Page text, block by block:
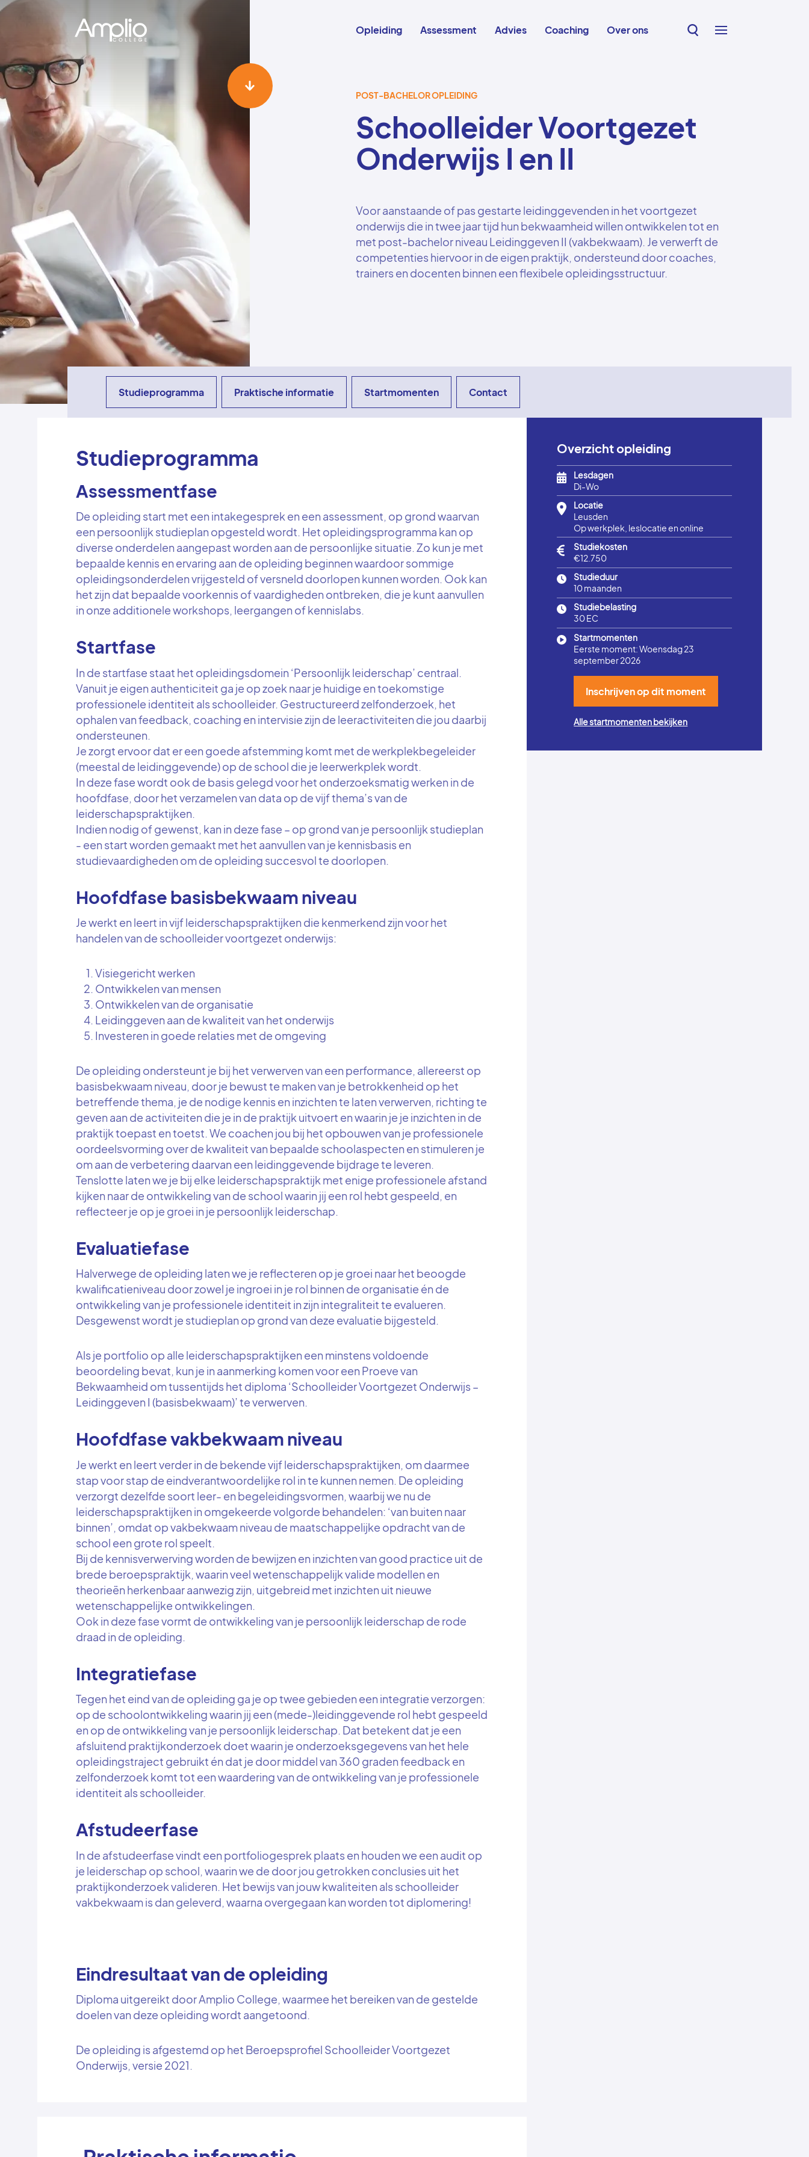
Overslaan en naar de inhoud gaan
Hoofdnavigatie
Opleiding Assessment Advies Coaching Over ons
POST-BACHELOR OPLEIDING
Schoolleider Voortgezet
Onderwijs I en II
Voor aanstaande of pas gestarte leidinggevenden in het voortgezet
onderwijs die in twee jaar tijd hun bekwaamheid willen ontwikkelen tot en
met post-bachelor niveau Leidinggeven II (vakbekwaam). Je verwerft de
competenties hiervoor in de eigen praktijk, ondersteund door coaches,
trainers en docenten binnen een flexibele opleidingsstructuur.
Studieprogramma Praktische informatie Startmomenten Contact
Studieprogramma
Assessmentfase
De opleiding start met een intakegesprek en een assessment, op grond waarvan
een persoonlijk studieplan opgesteld wordt. Het opleidingsprogramma kan op
diverse onderdelen aangepast worden aan de persoonlijke situatie. Zo kun je met
bepaalde kennis en ervaring aan de opleiding beginnen waardoor sommige
opleidingsonderdelen vrijgesteld of versneld doorlopen kunnen worden. Ook kan
het zijn dat bepaalde voorkennis of vaardigheden ontbreken, die je kunt aanvullen
in onze additionele workshops, leergangen of kennislabs.
Startfase
In de startfase staat het opleidingsdomein ‘Persoonlijk leiderschap’ centraal.
Vanuit je eigen authenticiteit ga je op zoek naar je huidige en toekomstige
professionele identiteit als schoolleider. Gestructureerd zelfonderzoek, het
ophalen van feedback, coaching en intervisie zijn de leeractiviteiten die jou daarbij
ondersteunen.
Je zorgt ervoor dat er een goede afstemming komt met de werkplekbegeleider
(meestal de leidinggevende) op de school die je leerwerkplek wordt.
In deze fase wordt ook de basis gelegd voor het onderzoeksmatig werken in de
hoofdfase, door het verzamelen van data op de vijf thema’s van de
leiderschapspraktijken.
Indien nodig of gewenst, kan in deze fase – op grond van je persoonlijk studieplan
- een start worden gemaakt met het aanvullen van je kennisbasis en
studievaardigheden om de opleiding succesvol te doorlopen.
Hoofdfase basisbekwaam niveau
Je werkt en leert in vijf leiderschapspraktijken die kenmerkend zijn voor het
handelen van de schoolleider voortgezet onderwijs:
Visiegericht werken
Ontwikkelen van mensen
Ontwikkelen van de organisatie
Leidinggeven aan de kwaliteit van het onderwijs
Investeren in goede relaties met de omgeving
De opleiding ondersteunt je bij het verwerven van een performance, allereerst op
basisbekwaam niveau, door je bewust te maken van je betrokkenheid op het
betreffende thema, je de nodige kennis en inzichten te laten verwerven, richting te
geven aan de activiteiten die je in de praktijk uitvoert en waarin je je inzichten in de
praktijk toepast en toetst. We coachen jou bij het opbouwen van je professionele
oordeelsvorming over de kwaliteit van bepaalde schoolaspecten en stimuleren je
om aan de verbetering daarvan een leidinggevende bijdrage te leveren.
Tenslotte laten we je bij elke leiderschapspraktijk met enige professionele afstand
kijken naar de ontwikkeling van de school waarin jij een rol hebt gespeeld, en
reflecteer je op je groei in je persoonlijk leiderschap.
Evaluatiefase
Halverwege de opleiding laten we je reflecteren op je groei naar het beoogde
kwalificatieniveau door zowel je ingroei in je rol binnen de organisatie én de
ontwikkeling van je professionele identiteit in zijn integraliteit te evalueren.
Desgewenst wordt je studieplan op grond van deze evaluatie bijgesteld.
Als je portfolio op alle leiderschapspraktijken een minstens voldoende
beoordeling bevat, kun je in aanmerking komen voor een Proeve van
Bekwaamheid om tussentijds het diploma ‘Schoolleider Voortgezet Onderwijs –
Leidinggeven I (basisbekwaam)’ te verwerven.
Hoofdfase vakbekwaam niveau
Je werkt en leert verder in de bekende vijf leiderschapspraktijken, om daarmee
stap voor stap de eindverantwoordelijke rol in te kunnen nemen. De opleiding
verzorgt dezelfde soort leer- en begeleidingsvormen, waarbij we nu de
leiderschapspraktijken in omgekeerde volgorde behandelen: ‘van buiten naar
binnen’, omdat op vakbekwaam niveau de maatschappelijke opdracht van de
school een grote rol speelt.
Bij de kennisverwerving worden de bewijzen en inzichten van good practice uit de
brede beroepspraktijk, waarin veel wetenschappelijk valide modellen en
theorieën herkenbaar aanwezig zijn, uitgebreid met inzichten uit nieuwe
wetenschappelijke ontwikkelingen.
Ook in deze fase vormt de ontwikkeling van je persoonlijk leiderschap de rode
draad in de opleiding.
Integratiefase
Tegen het eind van de opleiding ga je op twee gebieden een integratie verzorgen:
op de schoolontwikkeling waarin jij een (mede-)leidinggevende rol hebt gespeeld
en op de ontwikkeling van je persoonlijk leiderschap. Dat betekent dat je een
afsluitend praktijkonderzoek doet waarin je onderzoeksgegevens van het hele
opleidingstraject gebruikt én dat je door middel van 360 graden feedback en
zelfonderzoek komt tot een waardering van de ontwikkeling van je professionele
identiteit als schoolleider.
Afstudeerfase
In de afstudeerfase vindt een portfoliogesprek plaats en houden we een audit op
je leiderschap op school, waarin we de door jou getrokken conclusies uit het
praktijkonderzoek valideren. Het bewijs van jouw kwaliteiten als schoolleider
vakbekwaam is dan geleverd, waarna overgegaan kan worden tot diplomering!
Eindresultaat van de opleiding
Diploma uitgereikt door Amplio College, waarmee het bereiken van de gestelde
doelen van deze opleiding wordt aangetoond.
De opleiding is afgestemd op het Beroepsprofiel Schoolleider Voortgezet
Onderwijs, versie 2021.
Overzicht opleiding
Lesdagen
Di-Wo
Locatie
Op werkplek, leslocatie en online
Leusden
Studiekosten
€12.750
Studieduur
10 maanden
Studiebelasting
30 EC
Startmomenten
Eerste moment: Woensdag 23
september 2026
Inschrijven op dit moment
Alle startmomenten bekijken